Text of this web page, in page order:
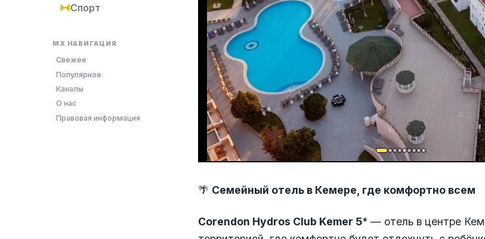
Спорт
MX НАВИГАЦИЯ
Свежее
Популярное
Каналы
О нас
Правовая информация
🌴 Семейный отель в Кемере, где комфортно всем
Corendon Hydros Club Kemer 5* — отель в центре